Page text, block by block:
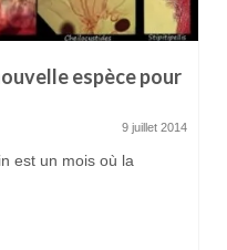
espèce pour
9 juillet 2014
est un mois où la